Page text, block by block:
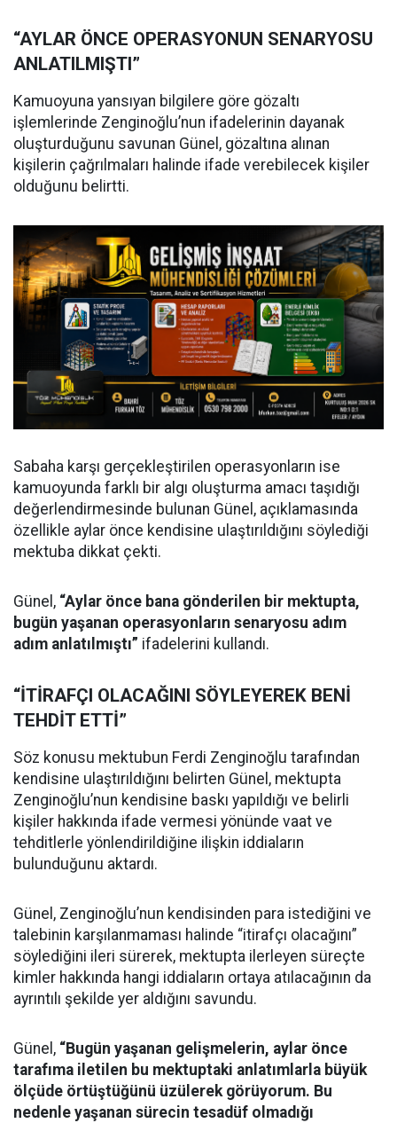
“AYLAR ÖNCE OPERASYONUN SENARYOSU
ANLATILMIŞTI”
Kamuoyuna yansıyan bilgilere göre gözaltı
işlemlerinde Zenginoğlu’nun ifadelerinin dayanak
oluşturduğunu savunan Günel, gözaltına alınan
kişilerin çağrılmaları halinde ifade verebilecek kişiler
olduğunu belirtti.
Sabaha karşı gerçekleştirilen operasyonların ise
kamuoyunda farklı bir algı oluşturma amacı taşıdığı
değerlendirmesinde bulunan Günel, açıklamasında
özellikle aylar önce kendisine ulaştırıldığını söylediği
mektuba dikkat çekti.
Günel, “Aylar önce bana gönderilen bir mektupta,
bugün yaşanan operasyonların senaryosu adım
adım anlatılmıştı” ifadelerini kullandı.
“İTİRAFÇI OLACAĞINI SÖYLEYEREK BENİ
TEHDİT ETTİ”
Söz konusu mektubun Ferdi Zenginoğlu tarafından
kendisine ulaştırıldığını belirten Günel, mektupta
Zenginoğlu’nun kendisine baskı yapıldığı ve belirli
kişiler hakkında ifade vermesi yönünde vaat ve
tehditlerle yönlendirildiğine ilişkin iddiaların
bulunduğunu aktardı.
Günel, Zenginoğlu’nun kendisinden para istediğini ve
talebinin karşılanmaması halinde “itirafçı olacağını”
söylediğini ileri sürerek, mektupta ilerleyen süreçte
kimler hakkında hangi iddiaların ortaya atılacağının da
ayrıntılı şekilde yer aldığını savundu.
Günel, “Bugün yaşanan gelişmelerin, aylar önce
tarafıma iletilen bu mektuptaki anlatımlarla büyük
ölçüde örtüştüğünü üzülerek görüyorum. Bu
nedenle yaşanan sürecin tesadüf olmadığı